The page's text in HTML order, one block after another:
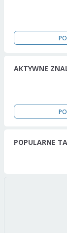
AKTYWNE
POPULARNE